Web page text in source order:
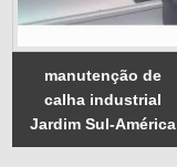
manutenção de
calha industrial
Jardim Sul-América